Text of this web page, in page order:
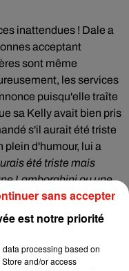
inattendues ! Dale a
acceptant
sont même
les services
puisqu'elle traîte
sa Kelly avait bien pris
s'il aurait été triste
plein d'humour, lui a
été triste mais
Lamborghini ou une
est notre priorité
processing based on
and/or access
sans accepter